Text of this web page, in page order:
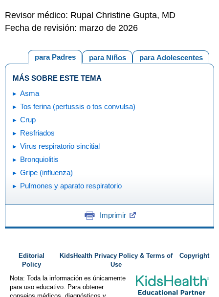
Revisor médico: Rupal Christine Gupta, MD
Fecha de revisión: marzo de 2026
para Adolescentes
para Niños
para Padres
MÁS SOBRE ESTE TEMA
Asma
Tos ferina (pertussis o tos convulsa)
Crup
Resfriados
Virus respiratorio sincitial
Bronquiolitis
Gripe (influenza)
Pulmones y aparato respiratorio
Imprimir
Editorial
Policy
KidsHealth Privacy Policy & Terms of
Use
Copyright
Nota: Toda la información es únicamente
para uso educativo. Para obtener